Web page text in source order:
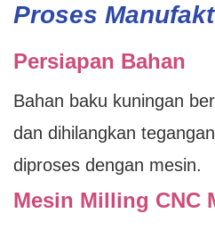
Proses
Persiapan Bahan
Bahan baku kuningan
dan dihilangkan
diproses dengan mesin.
Mesin Milling CNC